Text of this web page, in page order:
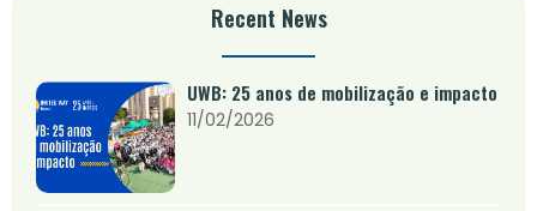
Recent News
UWB: 25 anos de mobilização e impacto
11/02/2026